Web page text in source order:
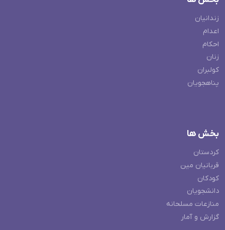
زندانیان
اعدام
احکام
زنان
کولبران
پناهجویان
بخش ها
کردستان
قربانیان مین
کودکان
دانشجویان
منازعات مسلحانه
گزارش و آمار